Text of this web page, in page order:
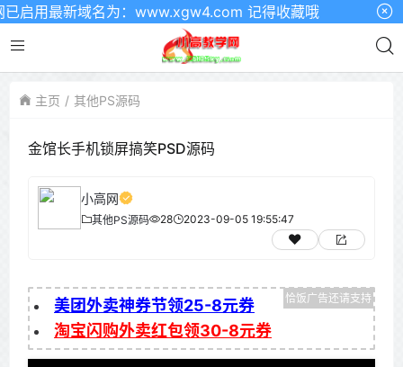
用最新域名为：www.xgw4.com 记得收藏哦
主页 其他PS源码
金馆长手机锁屏搞笑PSD源码
小高网
其他PS源码 28 2023-09-05 19:55:47
美团外卖神券节领25-8元券
淘宝闪购外卖红包领30-8元券